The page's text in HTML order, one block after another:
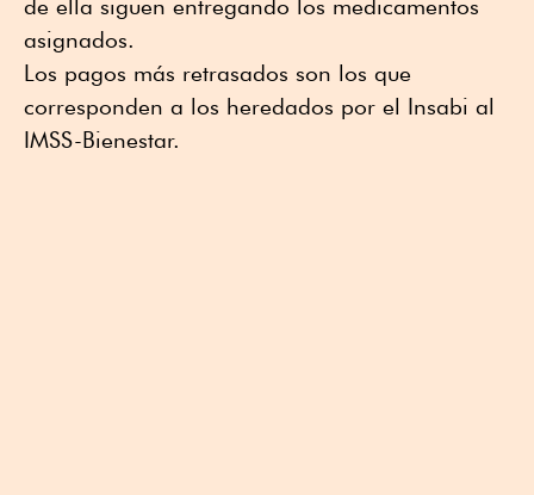
de ella siguen entregando los medicamentos
asignados.
Los pagos más retrasados son los que
corresponden a los heredados por el Insabi al
IMSS-Bienestar.